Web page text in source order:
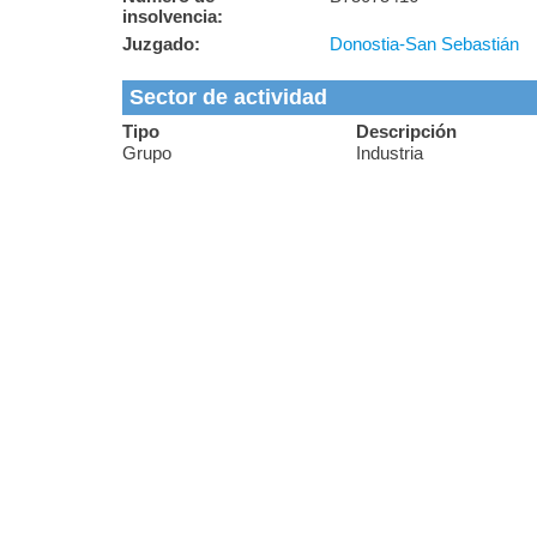
insolvencia:
Juzgado: Donostia-San Sebastián
Sector de actividad
Tipo
Descripción
Grupo
Industria